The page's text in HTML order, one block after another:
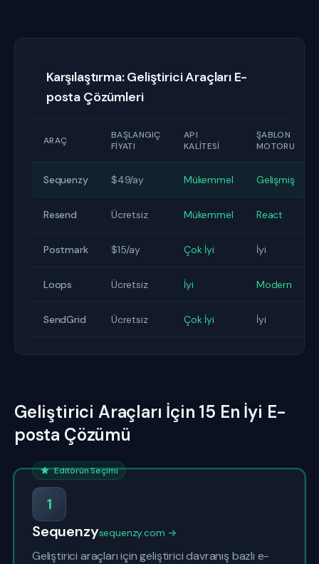
Karşılaştırma: Geliştirici Araçları E-
posta Çözümleri
ARAÇ
BAŞLANGIÇ
FIYATI
API
KALITESI
ŞABLON
MOTORU
Sequenzy $49/ay Mükemmel Gelişmiş
Resend Ücretsiz Mükemmel React
Postmark $15/ay Çok İyi İyi
Loops Ücretsiz İyi Modern
SendGrid Ücretsiz Çok İyi İyi
Geliştirici Araçları İçin 15 En İyi E-
posta Çözümü
Editörün Seçimi
1
Sequenzysequenzy.com →
Geliştirici araçları için geliştirici davranış bazlı e-